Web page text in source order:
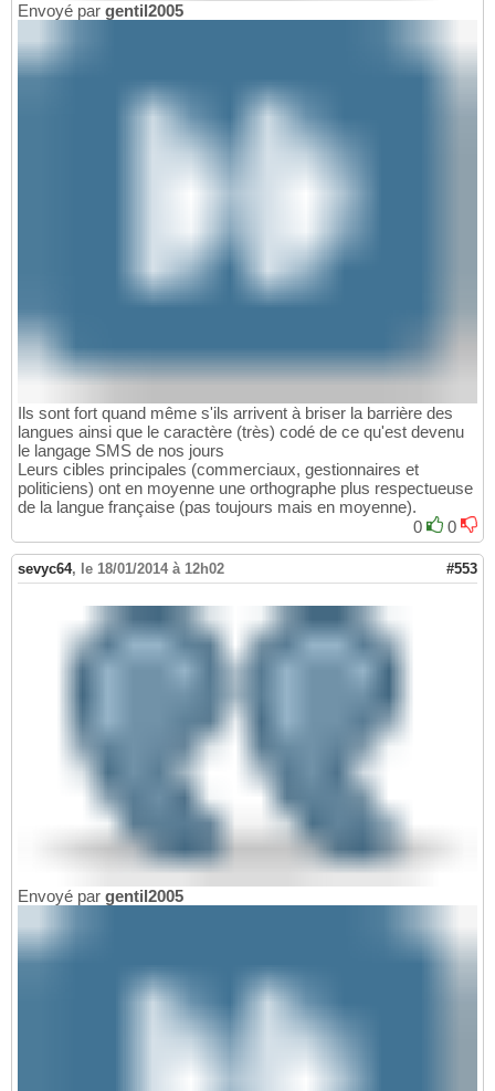
Envoyé par gentil2005
Ils sont fort quand même s'ils arrivent à briser la barrière des
langues ainsi que le caractère (très) codé de ce qu'est devenu
le langage SMS de nos jours
Leurs cibles principales (commerciaux, gestionnaires et
politiciens) ont en moyenne une orthographe plus respectueuse
de la langue française (pas toujours mais en moyenne).
0
0
sevyc64, le 18/01/2014 à 12h02 #553
Envoyé par gentil2005